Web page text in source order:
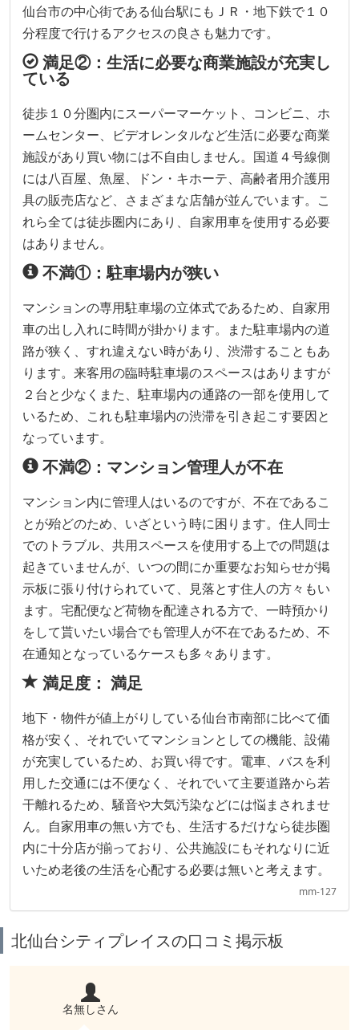
仙台市の中心街である仙台駅にもＪＲ・地下鉄で１０
分程度で行けるアクセスの良さも魅力です。
満足②：生活に必要な商業施設が充実し
ている
徒歩１０分圏内にスーパーマーケット、コンビニ、ホ
ームセンター、ビデオレンタルなど生活に必要な商業
施設があり買い物には不自由しません。国道４号線側
には八百屋、魚屋、ドン・キホーテ、高齢者用介護用
具の販売店など、さまざまな店舗が並んでいます。こ
れら全ては徒歩圏内にあり、自家用車を使用する必要
はありません。
不満①：駐車場内が狭い
マンションの専用駐車場の立体式であるため、自家用
車の出し入れに時間が掛かります。また駐車場内の道
路が狭く、すれ違えない時があり、渋滞することもあ
ります。来客用の臨時駐車場のスペースはありますが
２台と少なくまた、駐車場内の通路の一部を使用して
いるため、これも駐車場内の渋滞を引き起こす要因と
なっています。
不満②：マンション管理人が不在
マンション内に管理人はいるのですが、不在であるこ
とが殆どのため、いざという時に困ります。住人同士
でのトラブル、共用スペースを使用する上での問題は
起きていませんが、いつの間にか重要なお知らせが掲
示板に張り付けられていて、見落とす住人の方々もい
ます。宅配便など荷物を配達される方で、一時預かり
をして貰いたい場合でも管理人が不在であるため、不
在通知となっているケースも多々あります。
満足度： 満足
地下・物件が値上がりしている仙台市南部に比べて価
格が安く、それでいてマンションとしての機能、設備
が充実しているため、お買い得です。電車、バスを利
用した交通には不便なく、それでいて主要道路から若
干離れるため、騒音や大気汚染などには悩まされませ
ん。自家用車の無い方でも、生活するだけなら徒歩圏
内に十分店が揃っており、公共施設にもそれなりに近
いため老後の生活を心配する必要は無いと考えます。
mm-127
北仙台シティプレイスの口コミ掲示板
名無しさん